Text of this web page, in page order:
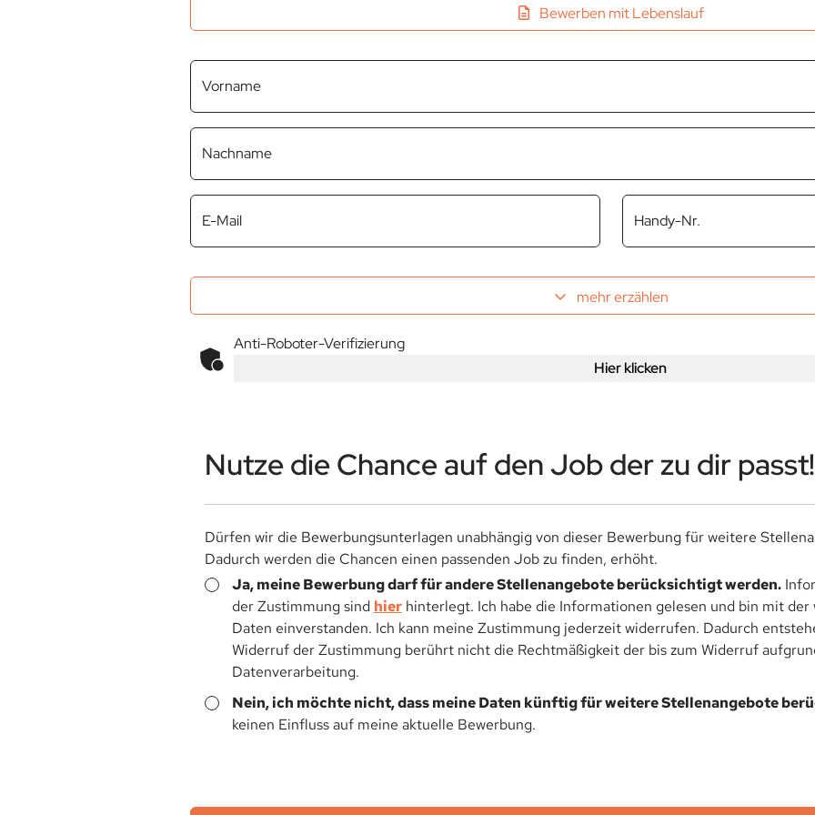
Bewerben mit Lebenslauf
Vorname
Nachname
E-Mail Handy-Nr.
mehr erzählen
Anti-Roboter-Verifizierung
Hier klicken
Nutze die Chance auf den Job der zu dir passt!
Dürfen wir die Bewerbungsunterlagen unabhängig von dieser Bewerbung für weitere
Dadurch werden die Chancen einen passenden Job zu finden, erhöht.
Ja, meine Bewerbung darf für andere Stellenangebote berücksichtigt werden.
der Zustimmung sind hierhinterlegt. Ich habe die Informationen gelesen und bin mit
Daten einverstanden. Ich kann meine Zustimmung jederzeit widerrufen. Dadurch
Widerruf der Zustimmung berührt nicht die Rechtmäßigkeit der bis zum Widerruf
Datenverarbeitung.
Nein, ich möchte nicht, dass meine Daten künftig für weitere Stellenangebote
keinen Einfluss auf meine aktuelle Bewerbung.